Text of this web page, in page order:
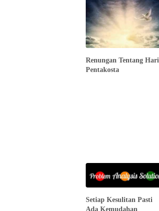
Renungan Tentang Hari
Pentakosta
Setiap Kesulitan Pasti
Ada Kemudahan